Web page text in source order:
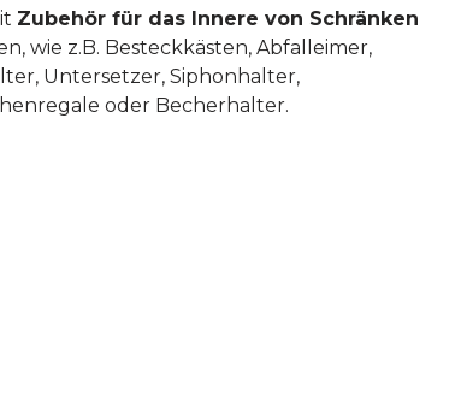
Zubehör für das Innere von Schränken
wie z.B. Besteckkästen, Abfalleimer,
Untersetzer, Siphonhalter,
oder Becherhalter.